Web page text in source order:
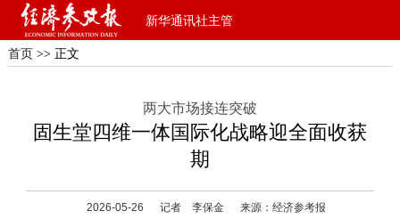
新华通讯社主管
首页 >> 正文
两大市场接连突破
固生堂四维一体国际化战略迎全面收获
期
2026-05-26 记者 李保金 来源：经济参考报